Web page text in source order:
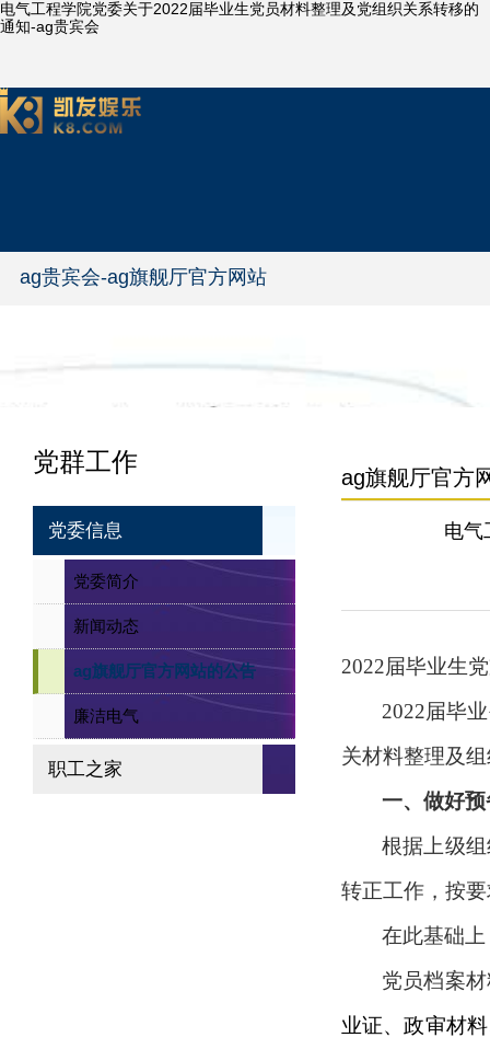
电气工程学院党委关于2022届毕业生党员材料整理及党组织关系转移的
通知-ag贵宾会
ag贵宾会-ag旗舰厅官方网站
党群工作
党委信息
党委简介
新闻动态
ag旗舰厅官方网站的公告
廉洁电气
职工之家
ag旗舰厅官方
电气
2022届毕业生
2022届毕
关材料整理及
一、做好
根据上级
转正工作，按
在此基础
党员档案
业证、政审材